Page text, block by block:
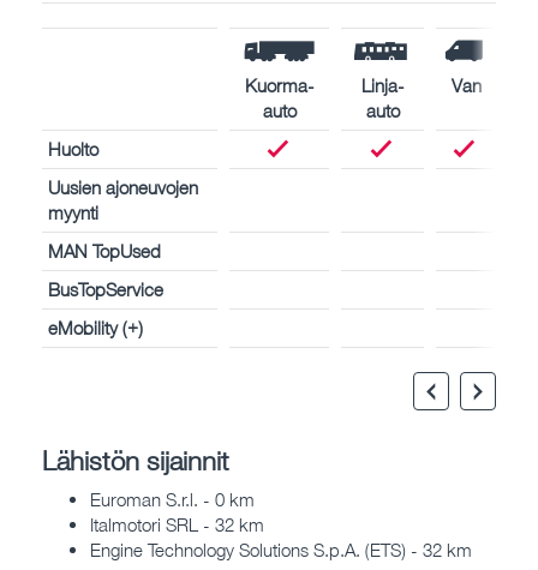
Kuorma-
auto
Linja-
auto
Van
Huolto
Uusien ajoneuvojen
myynti
MAN TopUsed
BusTopService
eMobility (+)
Lähistön sijainnit
Euroman S.r.l. - 0 km
Italmotori SRL - 32 km
Engine Technology Solutions S.p.A. (ETS) - 32 km